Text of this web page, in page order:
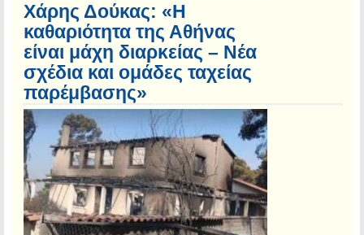
Χάρης Δούκας: «Η
καθαριότητα της Αθήνας
είναι μάχη διαρκείας – Νέα
σχέδια και ομάδες ταχείας
παρέμβασης»